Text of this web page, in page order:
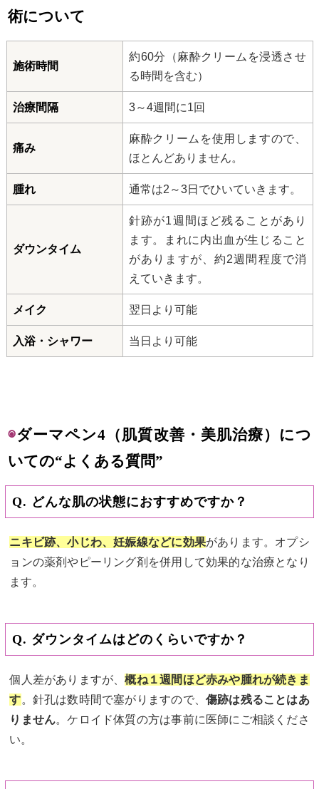
術について
施術時間
約60分（麻酔クリームを浸透させ
る時間を含む）
治療間隔 3～4週間に1回
痛み
麻酔クリームを使用しますので、
ほとんどありません。
腫れ 通常は2～3日でひいていきます。
ダウンタイム
針跡が1週間ほど残ることがあり
ます。まれに内出血が生じること
がありますが、約2週間程度で消
えていきます。
メイク 翌日より可能
入浴・シャワー 当日より可能
◉ダーマペン4（肌質改善・美肌治療）につ
いての“よくある質問”
Q. どんな肌の状態におすすめですか？
ニキビ跡、小じわ、妊娠線などに効果があります。オプシ
ョンの薬剤やピーリング剤を併用して効果的な治療となり
ます。
Q. ダウンタイムはどのくらいですか？
個人差がありますが、概ね１週間ほど赤みや腫れが続きま
す。針孔は数時間で塞がりますので、 傷跡は残ることはあ
りません。ケロイド体質の方は事前に医師にご相談くださ
い。